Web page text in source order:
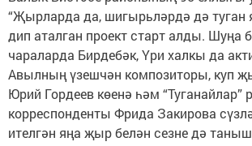
“Җырларда да, шигырьләрдә дә туган
дип аталган проект старт алды. Шуңа
чараларда Бирдебәк, Үри халкы да
Авылның үзешчән композиторы, куп
Юрий Гордеев көенә һәм “Туганайлар”
корреспонденты Фрида Закирова
ителгән яңа җыр белән сезне дә